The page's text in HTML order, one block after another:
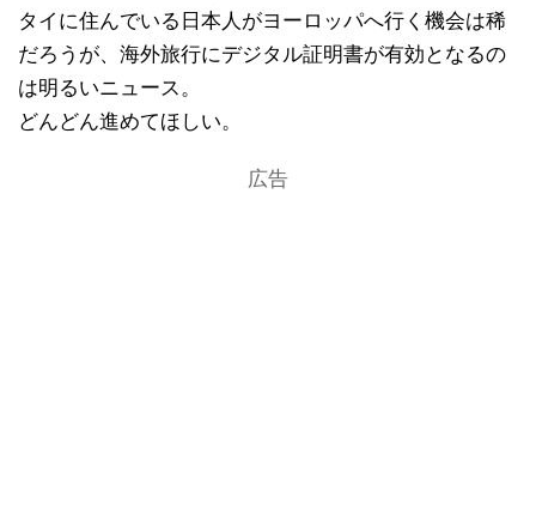
タイに住んでいる日本人がヨーロッパへ行く機会は稀
だろうが、海外旅行にデジタル証明書が有効となるの
は明るいニュース。
どんどん進めてほしい。
広告